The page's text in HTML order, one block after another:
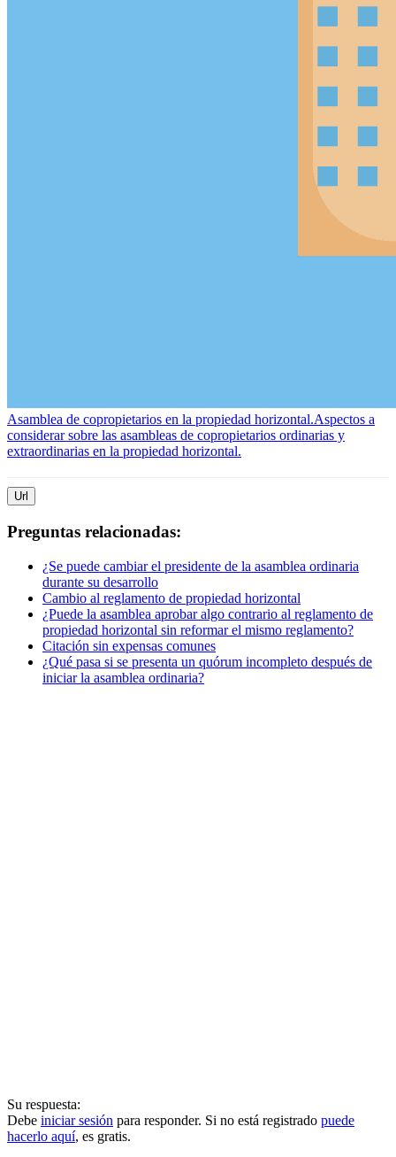
Asamblea de copropietarios en la propiedad horizontal.Aspectos a
considerar sobre las asambleas de copropietarios ordinarias y
extraordinarias en la propiedad horizontal.
Url
Preguntas relacionadas:
¿Se puede cambiar el presidente de la asamblea ordinaria
durante su desarrollo
Cambio al reglamento de propiedad horizontal
¿Puede la asamblea aprobar algo contrario al reglamento de
propiedad horizontal sin reformar el mismo reglamento?
Citación sin expensas comunes
¿Qué pasa si se presenta un quórum incompleto después de
iniciar la asamblea ordinaria?
Su respuesta:
Debe iniciar sesión para responder. Si no está registrado puede
hacerlo aquí, es gratis.